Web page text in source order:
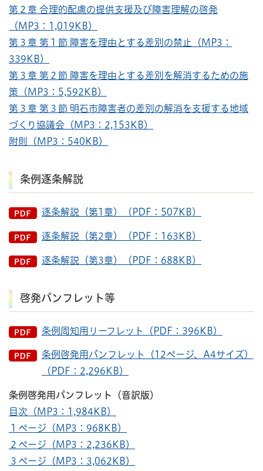
第２章 合理的配慮の提供支援及び障害理解の啓発
（MP3：1,019KB）
第３章 第１節 障害を理由とする差別の禁止（MP3：
339KB）
第３章 第２節 障害を理由とする差別を解消するための施
策（MP3：5,592KB）
第３章 第３節 明石市障害者の差別の解消を支援する地域
づくり協議会（MP3：2,153KB）
附則（MP3：540KB）
条例逐条解説
逐条解説（第1章）（PDF：507KB）
逐条解説（第2章）（PDF：163KB）
逐条解説（第3章）（PDF：688KB）
啓発パンフレット等
条例周知用リーフレット（PDF：396KB）
条例啓発用パンフレット（12ページ、A4サイズ）
（PDF：2,296KB）
条例啓発用パンフレット（音訳版）
目次（MP3：1,984KB）
１ページ（MP3：968KB）
２ページ（MP3：2,236KB）
３ページ（MP3：3,062KB）